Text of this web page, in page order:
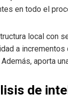
en todo el
local con
a
aporta
de